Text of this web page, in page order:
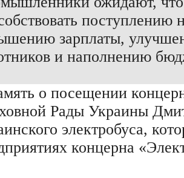
поступлению
зарплаты,
и наполнению
о посещении
Рады Украины
электробуса,
концерна